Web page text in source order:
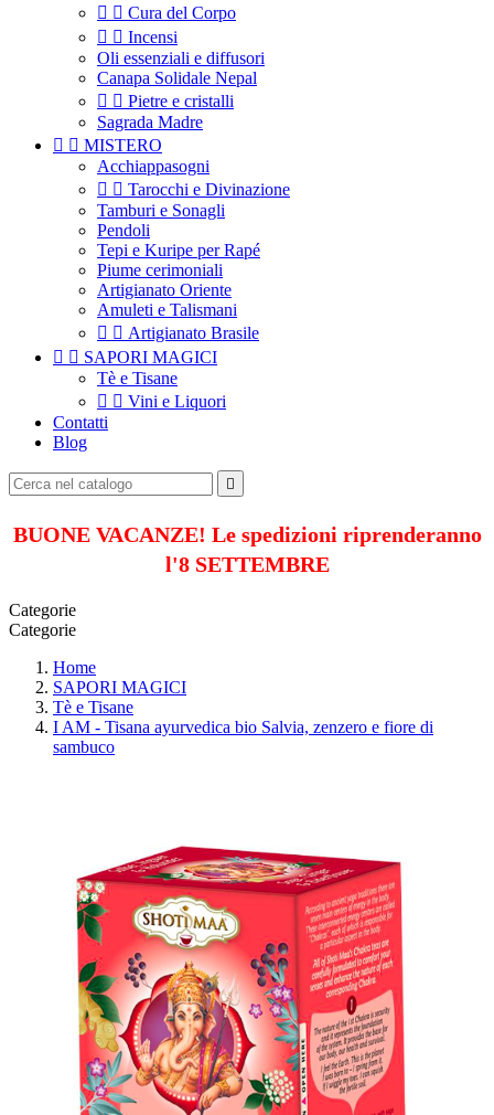
  Cura del Corpo
  Incensi
Oli essenziali e diffusori
Canapa Solidale Nepal
  Pietre e cristalli
Sagrada Madre
  MISTERO
Acchiappasogni
  Tarocchi e Divinazione
Tamburi e Sonagli
Pendoli
Tepi e Kuripe per Rapé
Piume cerimoniali
Artigianato Oriente
Amuleti e Talismani
  Artigianato Brasile
  SAPORI MAGICI
Tè e Tisane
  Vini e Liquori
Contatti
Blog

BUONE VACANZE! Le spedizioni riprenderanno
l'8 SETTEMBRE
Categorie
Categorie
Home
SAPORI MAGICI
Tè e Tisane
I AM - Tisana ayurvedica bio Salvia, zenzero e fiore di
sambuco